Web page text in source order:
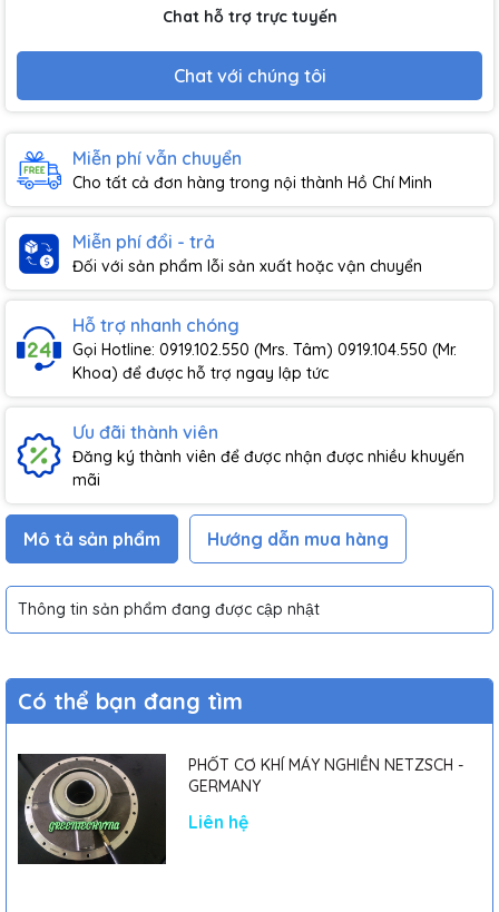
Chat hỗ trợ trực tuyến
Chat với chúng tôi
Miễn phí vẫn chuyển
Cho tất cả đơn hàng trong nội thành Hồ Chí Minh
Miễn phí đổi - trả
Đối với sản phẩm lỗi sản xuất hoặc vận chuyển
Hỗ trợ nhanh chóng
Gọi Hotline: 0919.102.550 (Mrs. Tâm) 0919.104.550 (Mr.
Khoa) để được hỗ trợ ngay lập tức
Ưu đãi thành viên
Đăng ký thành viên để được nhận được nhiều khuyến
mãi
Mô tả sản phẩm Hướng dẫn mua hàng
Thông tin sản phẩm đang được cập nhật
Có thể bạn đang tìm
PHỐT CƠ KHÍ MÁY NGHIỀN NETZSCH -
GERMANY
Liên hệ